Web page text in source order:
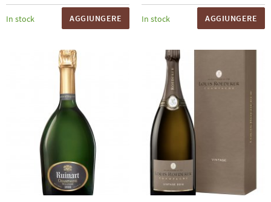
In stock AGGIUNGERE In stock AGGIUNGERE